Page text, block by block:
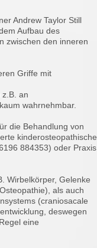
Andrew Taylor Still
Aufbau des
zwischen den inneren
Griffe mit
an
wahrnehmbar.
die Behandlung von
kinderosteopathische
884353) oder Praxis
Wirbelkörper, Gelenke
als auch
(craniosacale
deswegen
eine